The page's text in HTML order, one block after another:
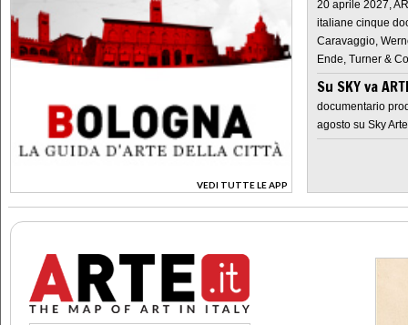
VEDI TUTTE LE APP
>
20 aprile 2027,
italiane cinque
Caravaggio,
Ende, Turner &
Su SKY va
documentario
agosto su Sky Arte